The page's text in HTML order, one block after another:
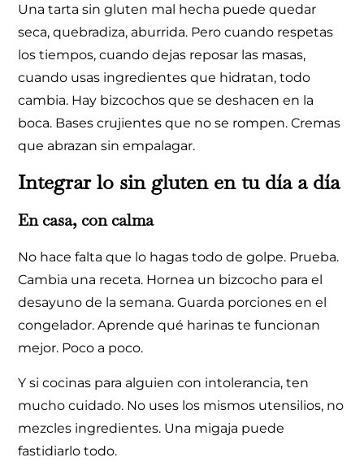
Una tarta sin gluten mal hecha puede quedar
seca, quebradiza, aburrida. Pero cuando respetas
los tiempos, cuando dejas reposar las masas,
cuando usas ingredientes que hidratan, todo
cambia. Hay bizcochos que se deshacen en la
boca. Bases crujientes que no se rompen. Cremas
que abrazan sin empalagar.
Integrar lo sin gluten en tu día a día
En casa, con calma
No hace falta que lo hagas todo de golpe. Prueba.
Cambia una receta. Hornea un bizcocho para el
desayuno de la semana. Guarda porciones en el
congelador. Aprende qué harinas te funcionan
mejor. Poco a poco.
Y si cocinas para alguien con intolerancia, ten
mucho cuidado. No uses los mismos utensilios, no
mezcles ingredientes. Una migaja puede
fastidiarlo todo.